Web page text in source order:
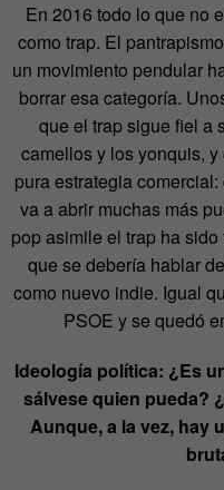
En 2016 todo lo que no
como trap. El
un movimiento pendular
borrar esa categoría.
que el trap sigue fiel a
camellos y los yonquis,
pura estrategia
va a abrir muchas más
pop asimile el trap ha
que se debería hablar
como nuevo indie. Igual
PSOE y se quedó
Ideología política: ¿Es
sálvese quien pueda?
Aunque, a la vez, hay